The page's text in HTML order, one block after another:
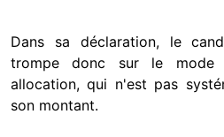
Dans sa déclaration, le
trompe donc sur le mode
allocation, qui n'est pas
son montant.